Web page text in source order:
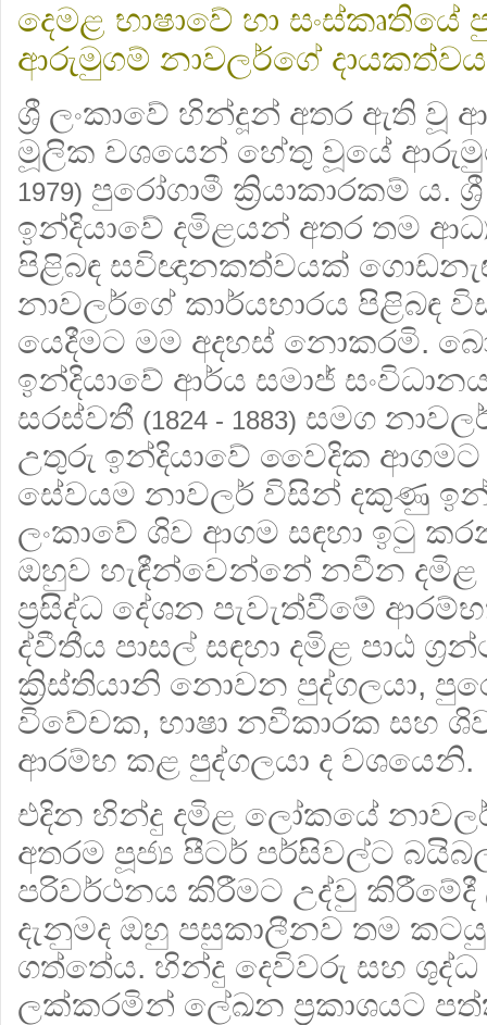
දෙමළ භාෂාවේ හා සංස්කෘතියේ
ආරුමුගම් නාවලර්ගේ දායකත්වය
ශ්‍රී ලංකාවේ හින්දූන් අතර ඇති වූ
මූලික වශයෙන් හේතු වූයේ
1979) පුරෝගාමී ක්‍රියාකාරකම් ය.
ඉන්දියාවේ දමිළයන් අතර තම
පිළිබඳ සවිඥානකත්වයක්
නාවලර්ගේ කාර්යභාරය පිළිබඳ
යෙදීමට මම අදහස් නොකරමි.
ඉන්දියාවේ ආර්ය සමාජ්
සරස්වතී (1824 - 1883) සමග
උතුරු ඉන්දියාවේ වෛදික ආගමට
සේවයම නාවලර් විසින් දකුණු
ලංකාවේ ශිව ආගම සඳහා ඉටු
ඔහුව හැඳීන්වෙන්නේ නවීන දමිළ
ප්‍රසිද්ධ දේශන පැවැත්වීමේ
ද්වීතීය පාසල් සඳහා දමිළ පාඨ
ක්‍රිස්තියානි නොවන පුද්ගලයා,
විවේචක, භාෂා නවීකාරක සහ
ආරම්භ කළ පුද්ගලයා ද වශයෙනි.
එදින හින්දු දමිළ ලෝකයේ
අතරම පූජ්‍ය පීටර් පර්සිවල්ට
පරිවර්ථනය කිරීමට උද්වු කිරීමේදී
දැනුමද ඔහු පසුකාලීනව තම
ගත්තේය. හින්දු දෙවිවරු සහ ශුද්ධ
ලක්කරමින් ලේඛන ප්‍රකාශයට